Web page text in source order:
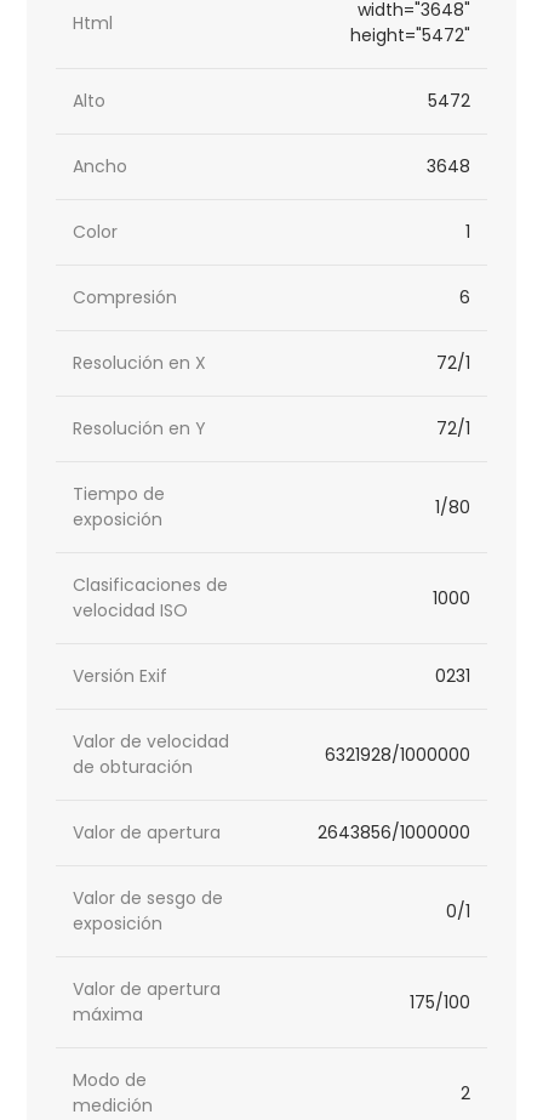
Html
width="3648"
height="5472"
Alto 5472
Ancho 3648
Color 1
Compresión 6
Resolución en X 72/1
Resolución en Y 72/1
Tiempo de
exposición
1/80
Clasificaciones de
velocidad ISO
1000
Versión Exif 0231
Valor de velocidad
de obturación
6321928/1000000
Valor de apertura 2643856/1000000
Valor de sesgo de
exposición
0/1
Valor de apertura
máxima
175/100
Modo de
medición
2